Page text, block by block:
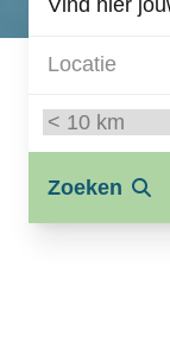
Zoeken